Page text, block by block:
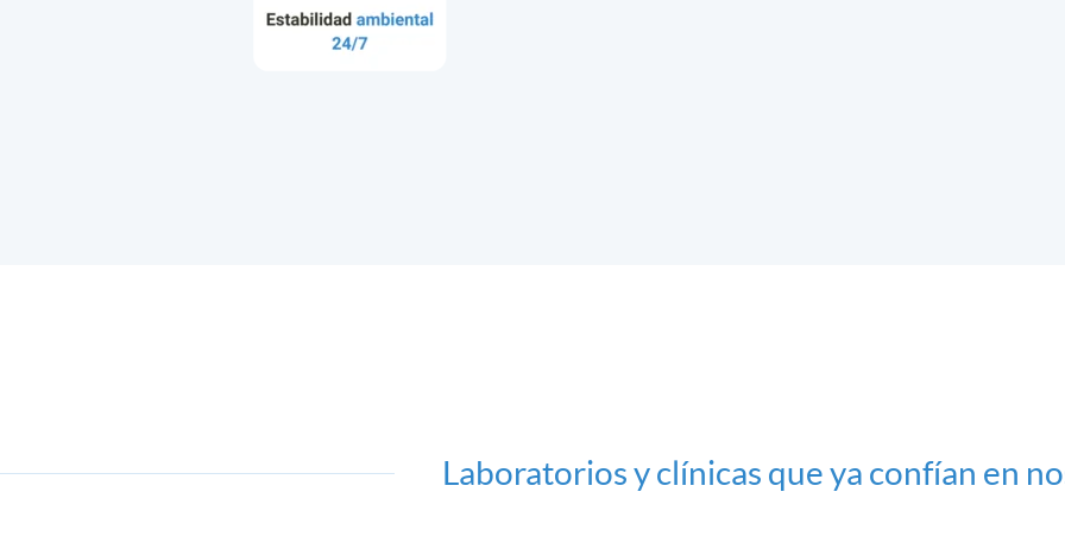
Laboratorios y clínicas que ya confían en